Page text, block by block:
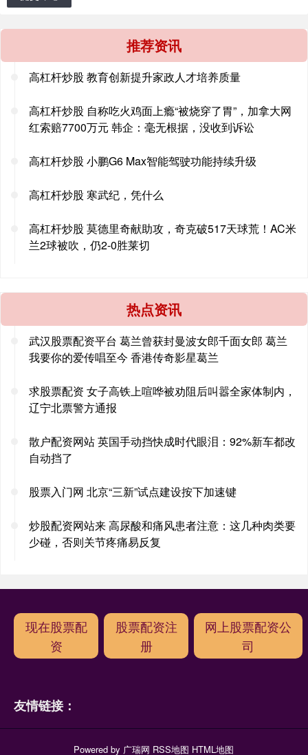
推荐资讯
高杠杆炒股 教育创新提升家政人才培养质量
高杠杆炒股 自称吃火鸡面上瘾“被烧穿了胃”，加拿大网
红索赔7700万元 韩企：毫无根据，没收到诉讼
高杠杆炒股 小鹏G6 Max智能驾驶功能持续升级
高杠杆炒股 寒武纪，凭什么
高杠杆炒股 莫德里奇献助攻，奇克破517天球荒！AC米
兰2球被吹，仍2-0胜莱切
热点资讯
武汉股票配资平台 葛兰曾获封曼波女郎千面女郎 葛兰
我要你的爱传唱至今 香港传奇影星葛兰
求股票配资 女子高铁上喧哗被劝阻后叫嚣全家体制内，
辽宁北票警方通报
散户配资网站 英国手动挡快成时代眼泪：92%新车都改
自动挡了
股票入门网 北京“三新”试点建设按下加速键
炒股配资网站来 高尿酸和痛风患者注意：这几种肉类要
少碰，否则关节疼痛易反复
现在股票配
资
股票配资注
册
网上股票配资公
司
友情链接：
Powered by 广瑞网 RSS地图 HTML地图